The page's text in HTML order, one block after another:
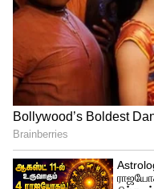
இதையும்
மிருணாள்
டிரெண்டிங்
களமிறங்கும்